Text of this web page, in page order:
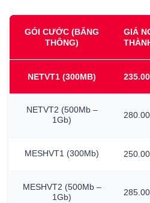
GÓI CƯỚC (BĂNG
THÔNG)
GIÁ
NETVT1 (300MB)
NETVT2 (500Mb –
1Gb)
MESHVT1 (300Mb)
MESHVT2 (500Mb –
1Gb)